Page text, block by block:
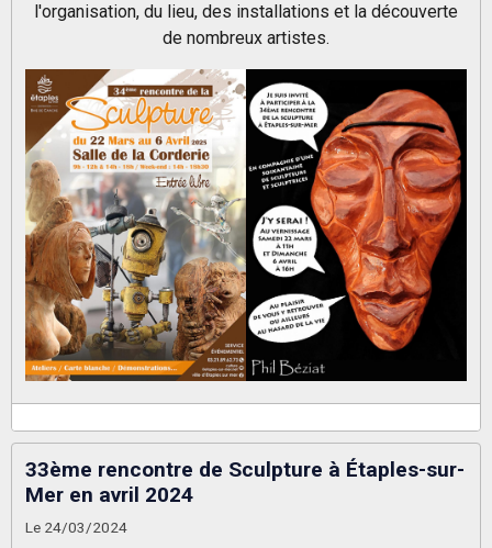
l'organisation, du lieu, des installations et la découverte
de nombreux artistes.
33ème rencontre de Sculpture à Étaples-sur-
Mer en avril 2024
Le 24/03/2024